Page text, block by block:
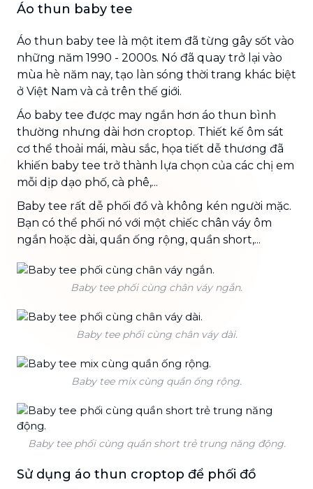
Áo thun baby tee
Áo thun baby tee là một item đã từng gây sốt vào
những năm 1990 - 2000s. Nó đã quay trở lại vào
mùa hè năm nay, tạo làn sóng thời trang khác biệt
ở Việt Nam và cả trên thế giới.
Áo baby tee được may ngắn hơn áo thun bình
thường nhưng dài hơn croptop. Thiết kế ôm sát
cơ thể thoải mái, màu sắc, họa tiết dễ thương đã
khiến baby tee trở thành lựa chọn của các chị em
mỗi dịp dạo phố, cà phê,...
Baby tee rất dễ phối đồ và không kén người mặc.
Bạn có thể phối nó với một chiếc chân váy ôm
ngắn hoặc dài, quần ống rộng, quần short,...
Baby tee phối cùng chân váy ngắn.
Baby tee phối cùng chân váy dài.
Baby tee mix cùng quần ống rộng.
Baby tee phối cùng quần short trẻ trung năng động.
Sử dụng áo thun croptop để phối đồ